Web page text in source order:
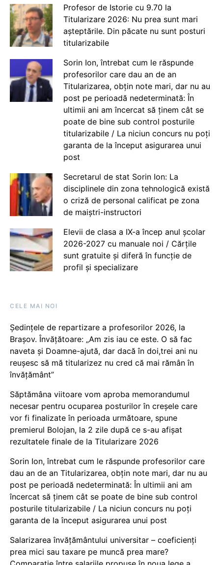
Profesor de Istorie cu 9.70 la
Titularizare 2026: Nu prea sunt mari
așteptările. Din păcate nu sunt posturi
titularizabile
Sorin Ion, întrebat cum le răspunde
profesorilor care dau an de an
Titularizarea, obțin note mari, dar nu au
post pe perioadă nedeterminată: În
ultimii ani am încercat să ținem cât se
poate de bine sub control posturile
titularizabile / La niciun concurs nu poți
garanta de la început asigurarea unui
post
Secretarul de stat Sorin Ion: La
disciplinele din zona tehnologică există
o criză de personal calificat pe zona
de maiștri-instructori
Elevii de clasa a IX-a încep anul școlar
2026-2027 cu manuale noi / Cărțile
sunt gratuite și diferă în funcție de
profil și specializare
CELE MAI NOI
Ședințele de repartizare a profesorilor 2026, la
Brașov. Învățătoare: „Am zis iau ce este. O să fac
naveta și Doamne-ajută, dar dacă în doi,trei ani nu
reușesc să mă titularizez nu cred că mai rămân în
învățământ”
Săptămâna viitoare vom aproba memorandumul
necesar pentru ocuparea posturilor în creșele care
vor fi finalizate în perioada următoare, spune
premierul Bolojan, la 2 zile după ce s-au afișat
rezultatele finale de la Titularizare 2026
Sorin Ion, întrebat cum le răspunde profesorilor care
dau an de an Titularizarea, obțin note mari, dar nu au
post pe perioadă nedeterminată: În ultimii ani am
încercat să ținem cât se poate de bine sub control
posturile titularizabile / La niciun concurs nu poți
garanta de la început asigurarea unui post
Salarizarea învățământului universitar – coeficienți
prea mici sau taxare pe muncă prea mare?